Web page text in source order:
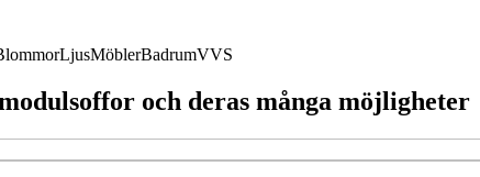
LjusMöblerBadrumVVS
och deras många möjligheter